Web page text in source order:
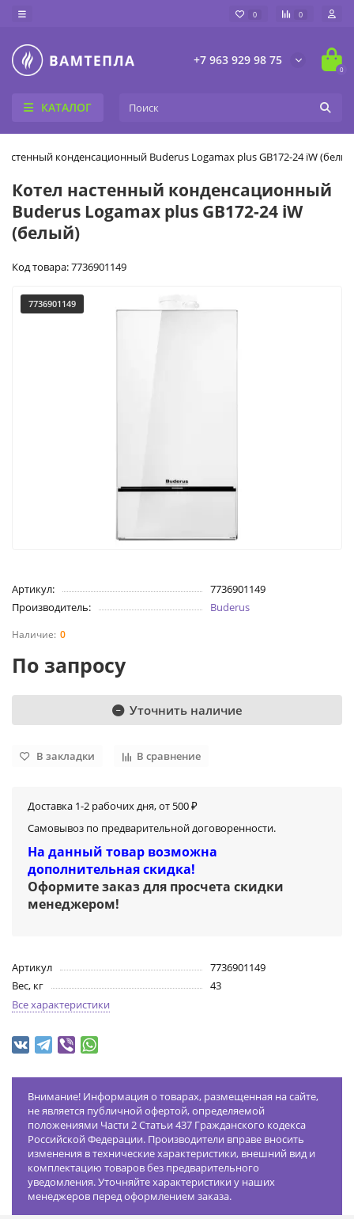
0 0
+7 963 929 98 75
0
КАТАЛОГ
конденсационный Buderus Logamax plus GB172-24 iW
Котел настенный конденсационный
Buderus Logamax plus GB172-24 iW
(белый)
Код товара: 7736901149
7736901149
Артикул:
7736901149
Производитель:
Buderus
0
По запросу
Уточнить наличие
В закладки В сравнение
Доставка 1-2 рабочих дня, от 500 ₽
Самовывоз по предварительной договоренности.
На данный товар возможна
дополнительная скидка!
Оформите заказ для просчета скидки
менеджером!
Артикул
7736901149
Вес, кг
43
Все характеристики
Внимание! Информация о товарах, размещенная на сайте,
не является публичной офертой, определяемой
положениями Части 2 Статьи 437 Гражданского кодекса
Российской Федерации. Производители вправе вносить
изменения в технические характеристики, внешний вид и
комплектацию товаров без предварительного
уведомления. Уточняйте характеристики у наших
менеджеров перед оформлением заказа.